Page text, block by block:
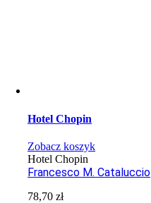
Hotel Chopin
Zobacz koszyk
Hotel Chopin
Francesco M. Cataluccio
78,70zł